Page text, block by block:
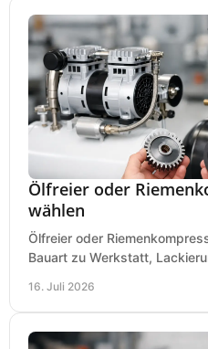
Ölfreier oder
wählen
Ölfreier oder
Bauart zu Werkstatt,
16. Juli 2026